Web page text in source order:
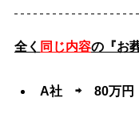
全く 同じ内容の『お
A社　⇨　80万円